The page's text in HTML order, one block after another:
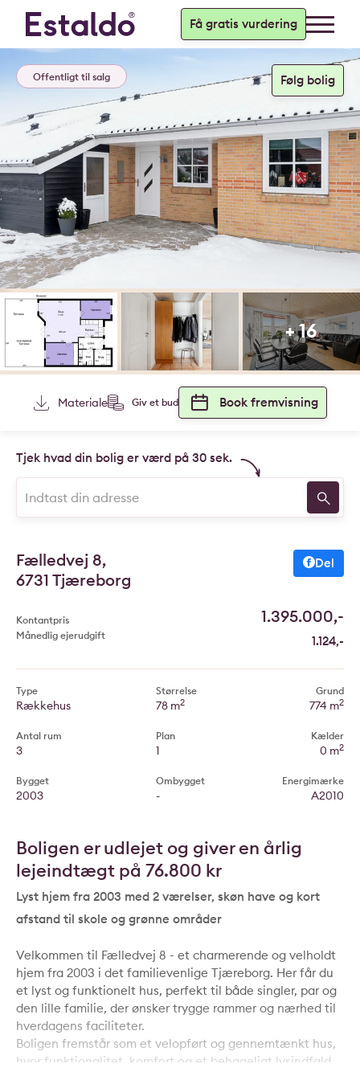
Få gratis vurdering
Offentligt til salg
+ 16
Materiale Giv et bud Book fremvisning
Tjek hvad din bolig er værd på 30 sek.
Fælledvej 8,
6731 Tjæreborg
Del
Kontantpris 1.395.000,-
Månedlig ejerudgift 1.124,-
Type
Rækkehus
Antal rum
3
Bygget
2003
Størrelse
78 m2
Plan
1
Ombygget
-
Grund
774 m2
Kælder
0 m2
Energimærke
A2010
Boligen er udlejet og giver en årlig
lejeindtægt på 76.800 kr
Lyst hjem fra 2003 med 2 værelser, skøn have og kort
afstand til skole og grønne områder
Velkommen til Fælledvej 8 - et charmerende og velholdt
hjem fra 2003 i det familievenlige Tjæreborg. Her får du
et lyst og funktionelt hus, perfekt til både singler, par og
den lille familie, der ønsker trygge rammer og nærhed til
hverdagens faciliteter.
Boligen fremstår som et velopført og gennemtænkt hus,
hvor funktionalitet, komfort og et behageligt lysindfald